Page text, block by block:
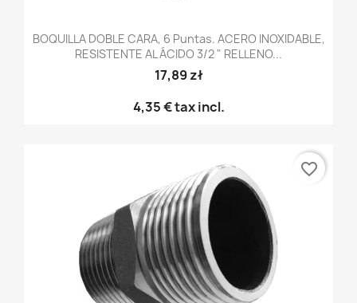
BOQUILLA DOBLE CARA, 6 Puntas. ACERO INOXIDABLE,
RESISTENTE AL ÁCIDO 3/2 " RELLENO...
17,89 zł
4,35 €tax incl.
favorite_border